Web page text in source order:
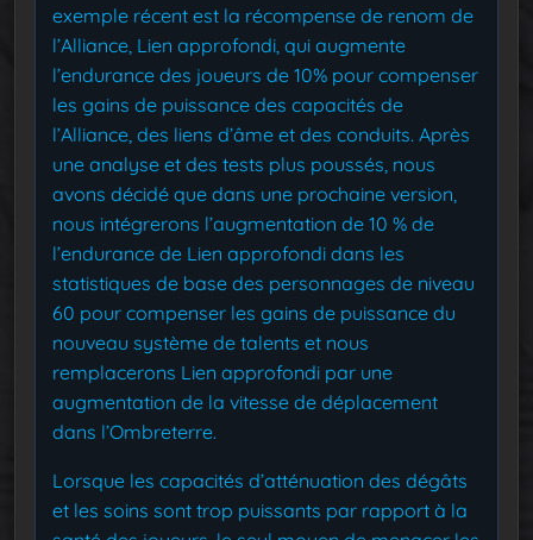
exemple récent est la récompense de renom de
l’Alliance, Lien approfondi, qui augmente
l’endurance des joueurs de 10% pour compenser
les gains de puissance des capacités de
l’Alliance, des liens d’âme et des conduits. Après
une analyse et des tests plus poussés, nous
avons décidé que dans une prochaine version,
nous intégrerons l’augmentation de 10 % de
l’endurance de Lien approfondi dans les
statistiques de base des personnages de niveau
60 pour compenser les gains de puissance du
nouveau système de talents et nous
remplacerons Lien approfondi par une
augmentation de la vitesse de déplacement
dans l’Ombreterre.
Lorsque les capacités d’atténuation des dégâts
et les soins sont trop puissants par rapport à la